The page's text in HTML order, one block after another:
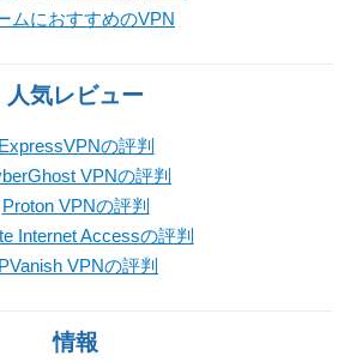
ムにおすすめのVPN
人気レビュー
ExpressVPNの評判
VPNの評判
Proton VPNの評判
Internet Accessの評判
VPNの評判
情報